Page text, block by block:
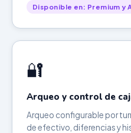
Disponible en: Premium y
🔐
Arqueo y control de
Arqueo configurable por
de efectivo, diferencias y